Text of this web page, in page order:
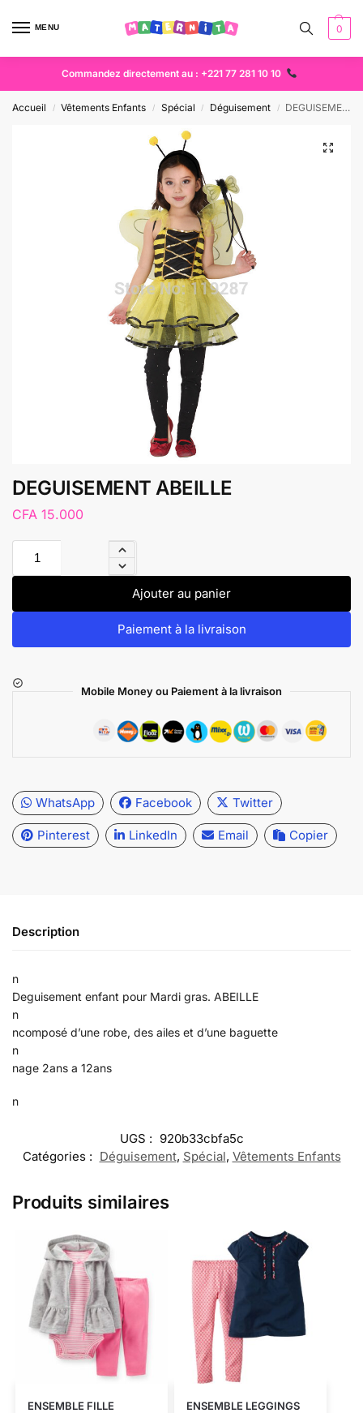
MENU 0
Commandez directement au : +221 77 281 10 10
Accueil / Vêtements Enfants / Spécial / Déguisement / DEGUISEMENT ABEILLE
DEGUISEMENT ABEILLE
CFA 15.000
Ajouter au panier
Paiement à la livraison
Mobile Money ou Paiement à la livraison
WhatsApp Facebook Twitter
Pinterest LinkedIn Email Copier
Description
n
Deguisement enfant pour Mardi gras. ABEILLE
n
ncomposé d’une robe, des ailes et d’une baguette
n
nage 2ans a 12ans
n
UGS : 920b33cbfa5c
Catégories : Déguisement, Spécial, Vêtements Enfants
Produits similaires
ENSEMBLE FILLE
ENSEMBLE LEGGINGS